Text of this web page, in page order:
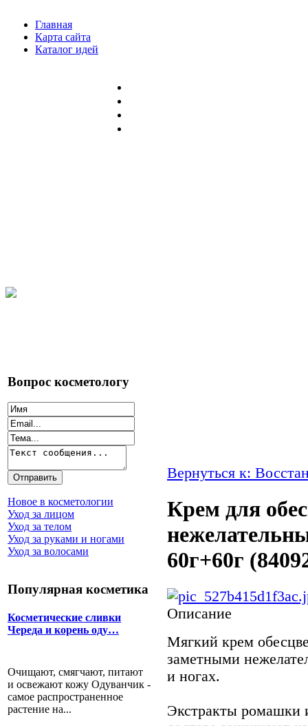
Главная
Карта сайта
Каталог идей
Вопрос косметологу
Новое в косметологии
Уход за лицом
Уход за телом
Уход за руками и ногами
Уход за волосами
Популярная косметика
Косметические сливки
Череда и корень оду…
Очищают, смягчают, питают
и освежают кожу Одуванчик -
самое распространенное
растение на...
Вернуться к:
Крем для
60г+60г
Описание
Мягкий крем
заметными
и ногах.
Экстракты ромашки